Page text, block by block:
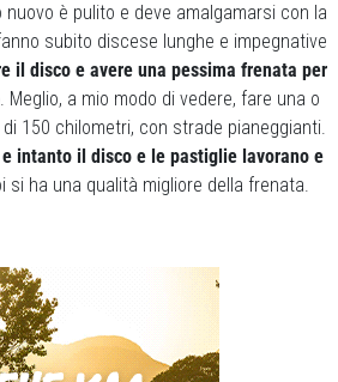
nuovo è pulito e deve amalgamarsi con la
subito discese lunghe e impegnative
il disco e avere una pessima frenata per
. Meglio, a mio modo di vedere, fare una o
150 chilometri, con strade pianeggianti.
intanto il disco e le pastiglie lavorano e
si ha una qualità migliore della frenata.